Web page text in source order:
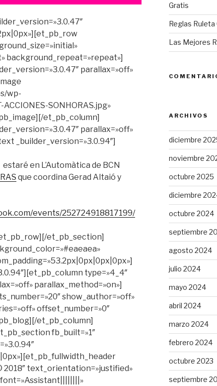
background_repeat=»repeat»]
parallax=»off»
wp-
SONHORAS.jpg»
et_pb_column]
parallax=»off»
_builder_version=»3.0.94″]
en L’Automàtica de BCN
que coordina Gerad Altaió y
events/252724918817199/
et_pb_section]
type=»4_4″
parallax_method=»on»]
show_author=»off»
offset_number=»0″
et_pb_column]
fb_built=»1″
2018″ text_orientation=»justified»
Gratis
Reglas Ruleta
Las Mejores
ARCHIVOS
diciembre
noviembre
octubre 2025
diciembre
octubre 2024
septiembre
agosto 2024
julio 2024
mayo 2024
abril 2024
marzo 2024
febrero 2024
octubre 2023
septiembre